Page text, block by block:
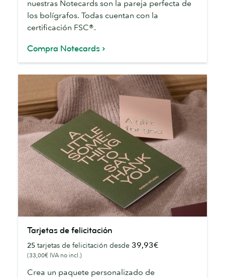
nuestras Notecards son la pareja perfecta de
los bolígrafos. Todas cuentan con la
certificación FSC®.
Compra Notecards
felicitación
Tarjetas de felicitación
25 tarjetas de felicitación desde 39,93€
(33,00€ IVA no incl.)
Crea un paquete personalizado de